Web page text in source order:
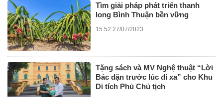
Tìm giải pháp phát triển thanh
long Bình Thuận bền vững
15:52 27/07/2023
Tặng sách và MV Nghệ thuật “Lời
Bác dặn trước lúc đi xa” cho Khu
Di tích Phủ Chủ tịch